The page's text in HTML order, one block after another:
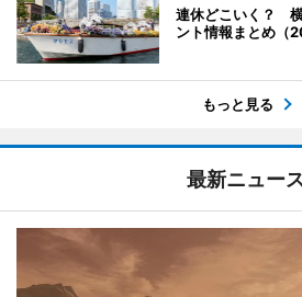
連休どこいく？
ント情報まとめ（
もっと見る
最新ニュー